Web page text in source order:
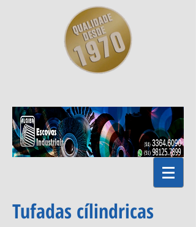
Tufadas cílindricas